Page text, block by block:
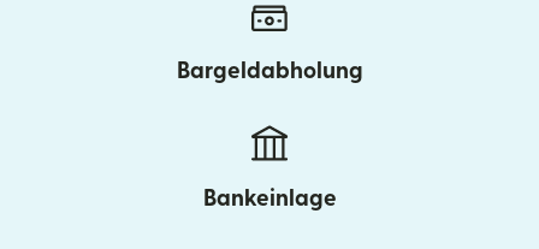
Bargeldabholung
Bankeinlage